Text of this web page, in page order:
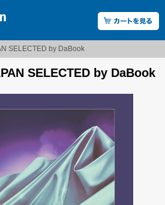
SELECTED by DaBook
SELECTED by DaBook